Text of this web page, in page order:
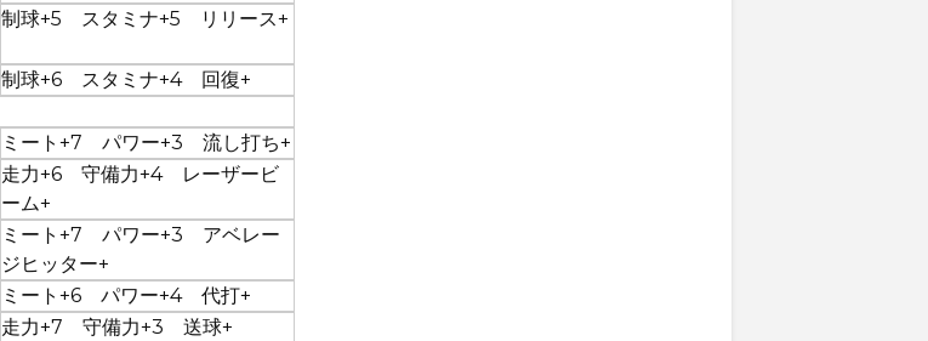
制球+5 スタミナ+5 リリース+
制球+6 スタミナ+4 回復+
ミート+7 パワー+3 流し打ち+
走力+6 守備力+4 レーザービ
ーム+
ミート+7 パワー+3 アベレー
ジヒッター+
ミート+6 パワー+4 代打+
走力+7 守備力+3 送球+